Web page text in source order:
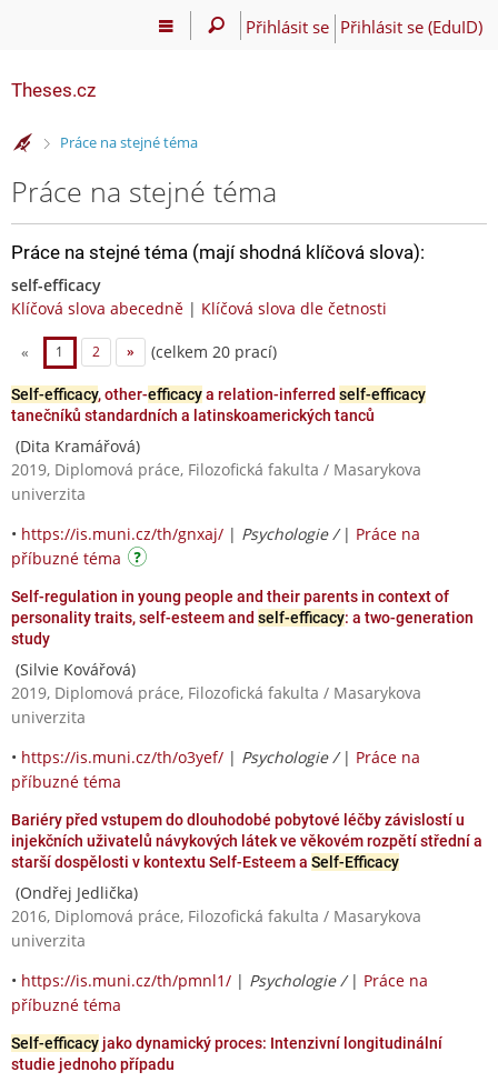
Přihlásit se Přihlásit se (EduID)
Theses.cz
>Práce na stejné téma
Práce na stejné téma
Práce na stejné téma (mají shodná klíčová slova):
self-efficacy
Klíčová slova abecedně | Klíčová slova dle četnosti
« 1 2 » (celkem 20 prací)
Self-efficacy, other-efficacya relation-inferred self-efficacy
tanečníků standardních a latinskoamerických tanců
(Dita Kramářová)
2019, Diplomová práce, Filozofická fakulta / Masarykova
univerzita
• https://is.muni.cz/th/gnxaj/ | Psychologie / | Práce na
příbuzné téma
Self-regulation in young people and their parents in context of
personality traits, self-esteem and self-efficacy: a two-generation
study
(Silvie Kovářová)
2019, Diplomová práce, Filozofická fakulta / Masarykova
univerzita
• https://is.muni.cz/th/o3yef/ | Psychologie / | Práce na
příbuzné téma
Bariéry před vstupem do dlouhodobé pobytové léčby závislostí u
injekčních uživatelů návykových látek ve věkovém rozpětí střední a
starší dospělosti v kontextu Self-Esteem a Self-Efficacy
(Ondřej Jedlička)
2016, Diplomová práce, Filozofická fakulta / Masarykova
univerzita
• https://is.muni.cz/th/pmnl1/ | Psychologie / | Práce na
příbuzné téma
Self-efficacy jako dynamický proces: Intenzivní longitudinální
studie jednoho případu